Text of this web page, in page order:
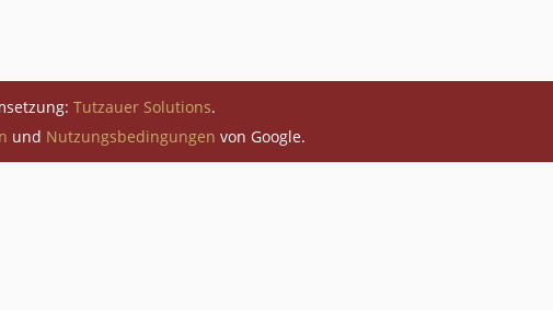
Tutzauer Solutions.
und Nutzungsbedingungen von Google.